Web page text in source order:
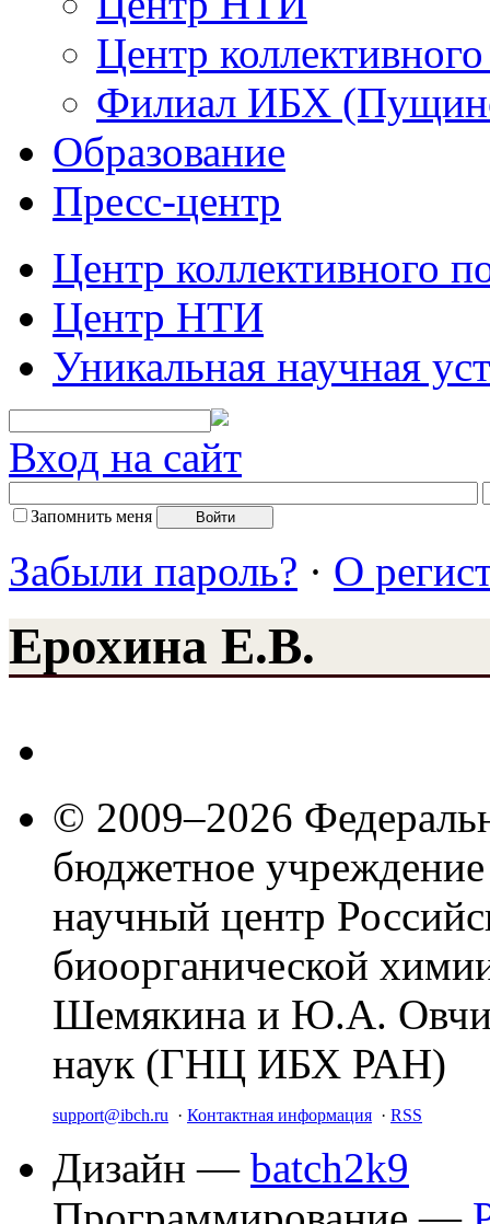
Центр
Филиал ИБХ
Образование
Пресс-центр
Центр коллективного
Центр НТИ
Уникальная научная
Вход на сайт
Запомнить меня
Забыли пароль? · О
Ерохина Е.В.
© 2009–2026
бюджетное
научный центр
биоорганической
Шемякина и Ю.А.
наук (ГНЦ ИБХ РАН)
support@ibch.ru · Контактная информация · RSS
Дизайн — batch2k9